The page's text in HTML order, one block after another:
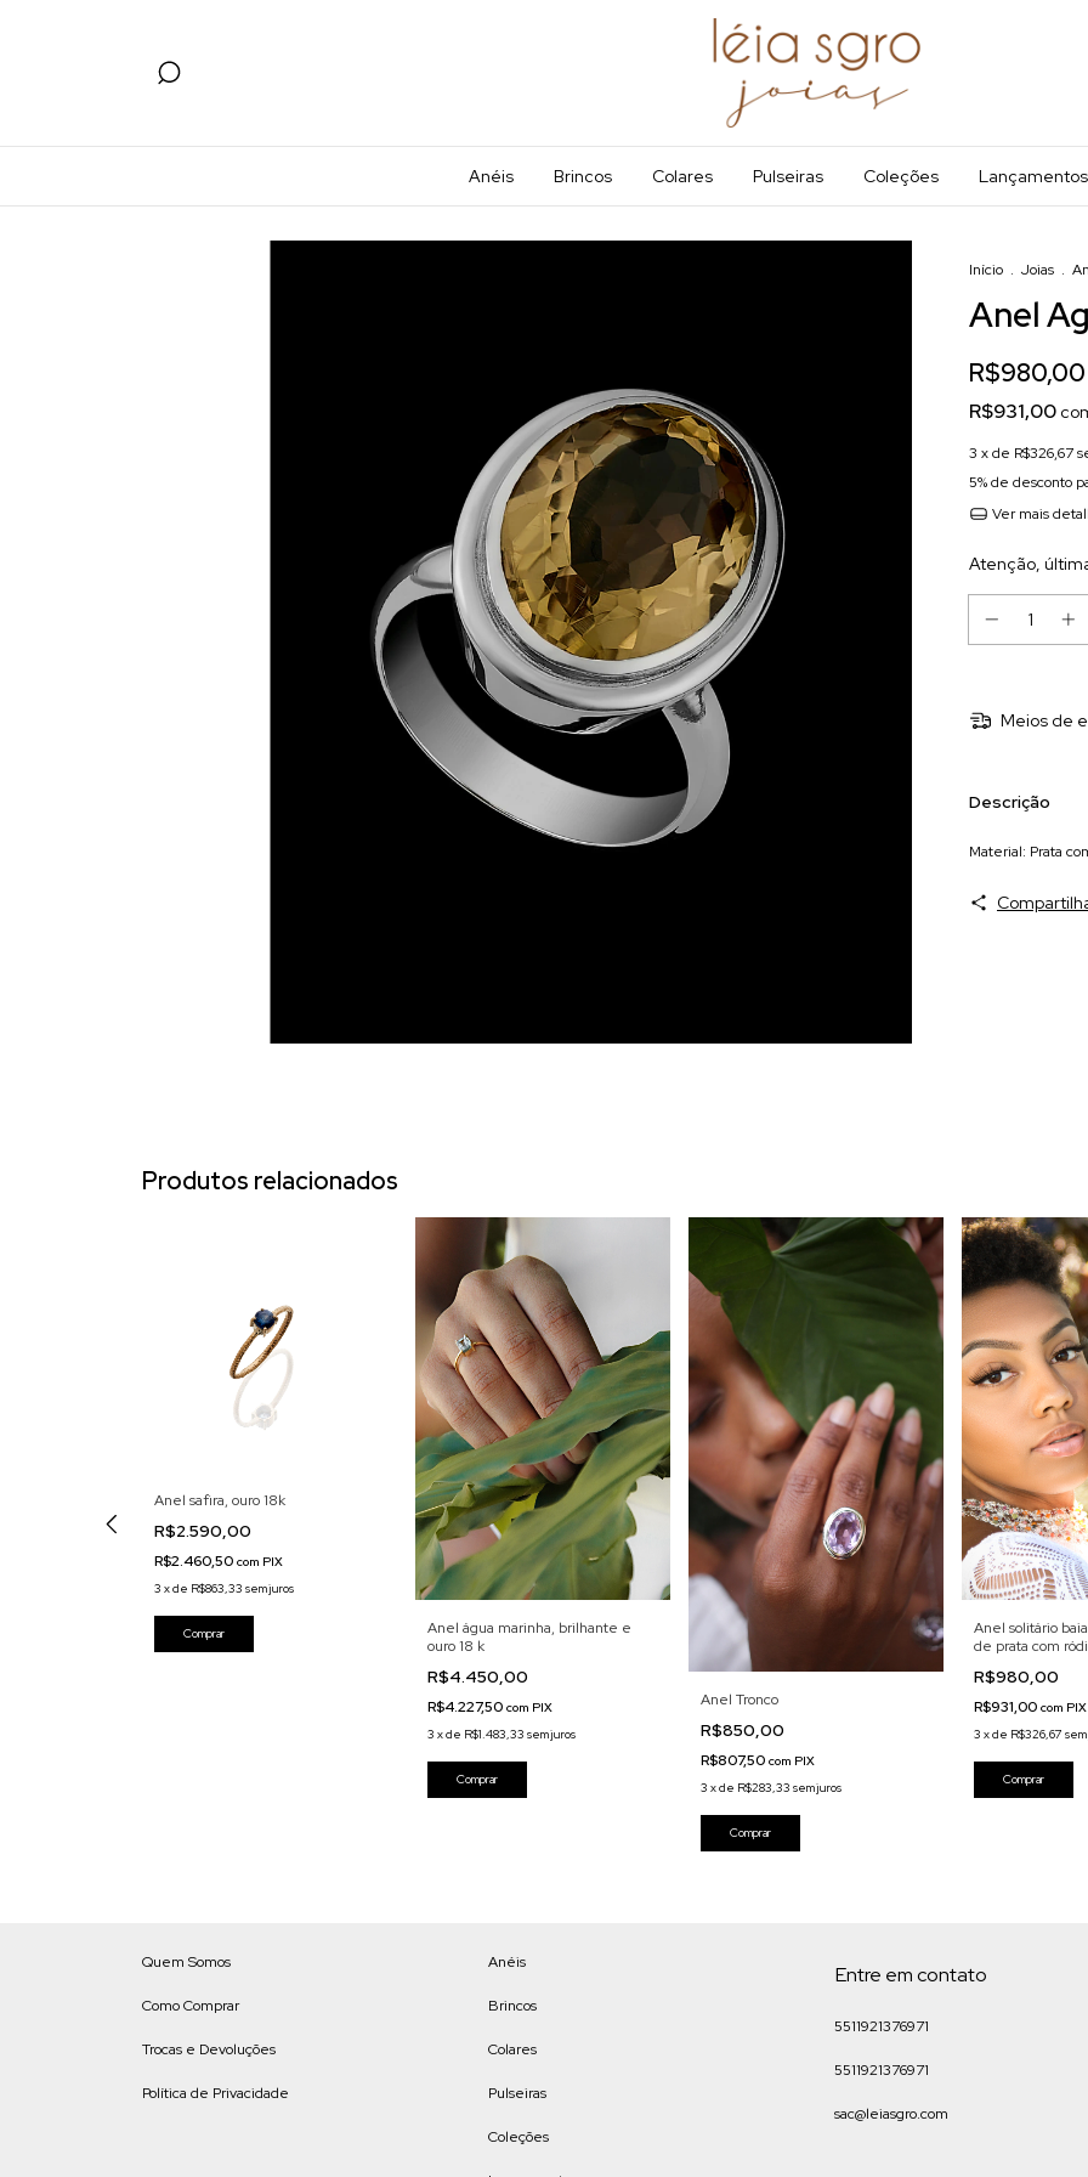
Anéis Brincos Colares Pulseiras Coleções Lançamentos
Início . Joias .
Anel
R$980,00
R$931,00
3 x de R$326,67
5% de desconto
Ver mais
Atenção,
Meios de
Descrição
Material: Prata
Produtos relacionados
Anel safira, ouro 18k
R$2.590,00
R$2.460,50 com PIX
3 xde R$863,33 sem juros
Anel água marinha, brilhante e
ouro 18 k
R$4.450,00
R$4.227,50 com PIX
3 xde R$1.483,33 sem juros
Anel Tronco
R$850,00
R$807,50 com PIX
3 xde R$283,33 sem juros
Anel solitário
de prata com
R$980,00
R$931,00 com PIX
3 xde R$326,67
Quem Somos
Como Comprar
Trocas e Devoluções
Política de Privacidade
Anéis
Brincos
Colares
Pulseiras
Coleções
Entre em contato
5511921376971
5511921376971
sac@leiasgro.com